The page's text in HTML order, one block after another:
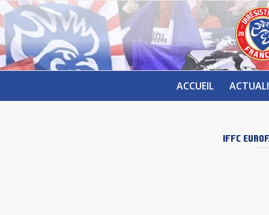
ACCUEIL
IFFC